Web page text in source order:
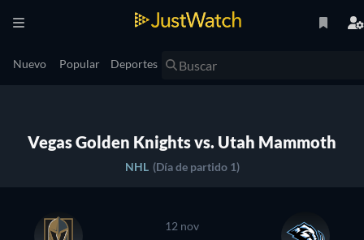
Nuevo Popular Deportes
Vegas Golden Knights vs. Utah Mammoth
NHL (Día de partido 1)
12 nov